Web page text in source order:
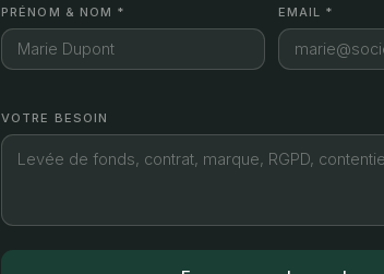
PRÉNOM & NOM * EMAIL *
VOTRE BESOIN